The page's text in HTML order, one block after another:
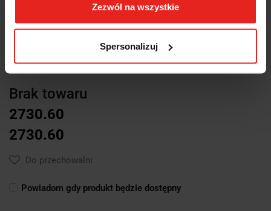
Zezwól na wszystkie
Spersonalizuj
Symbol:677/50
KLUCZ DYNAMOMETRYCZNY "ŁAMANY", ZAKRES 100-500NM,
ZABIERAK 3/4", MODEL 677/50
Brak towaru
2730.60
2730.60
Do przechowalni
Powiadom gdy produkt będzie dostępny